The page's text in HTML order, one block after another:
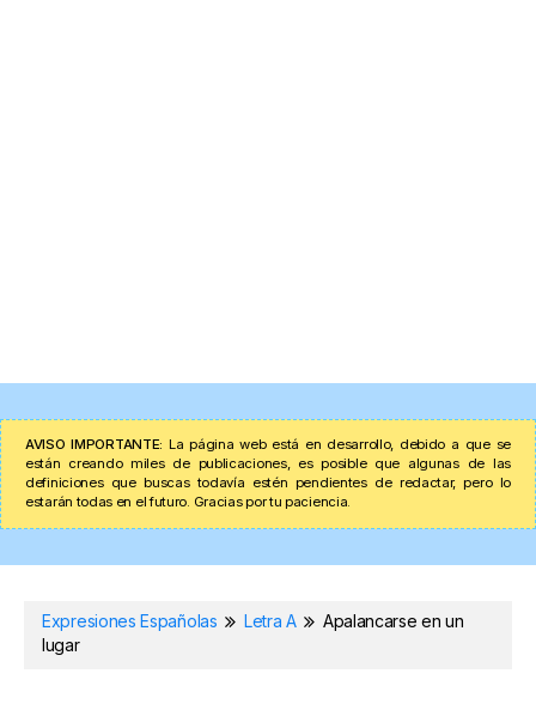
AVISO IMPORTANTE: La página web está en desarrollo, debido a que se
están creando miles de publicaciones, es posible que algunas de las
definiciones que buscas todavía estén pendientes de redactar, pero lo
estarán todas en el futuro. Gracias por tu paciencia.
Expresiones Españolas Letra A
Apalancarse en un
lugar